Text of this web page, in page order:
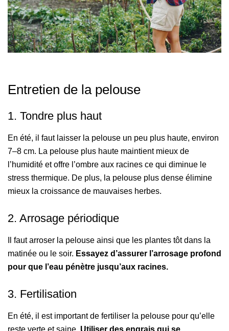
Entretien de la pelouse
1. Tondre plus haut
En été, il faut laisser la pelouse un peu plus haute, environ
7–8 cm. La pelouse plus haute maintient mieux de
l’humidité et offre l’ombre aux racines ce qui diminue le
stress thermique. De plus, la pelouse plus dense élimine
mieux la croissance de mauvaises herbes.
2. Arrosage périodique
Il faut arroser la pelouse ainsi que les plantes tôt dans la
matinée ou le soir. Essayez d’assurer l’arrosage profond
pour que l’eau pénètre jusqu’aux racines.
3. Fertilisation
En été, il est important de fertiliser la pelouse pour qu’elle